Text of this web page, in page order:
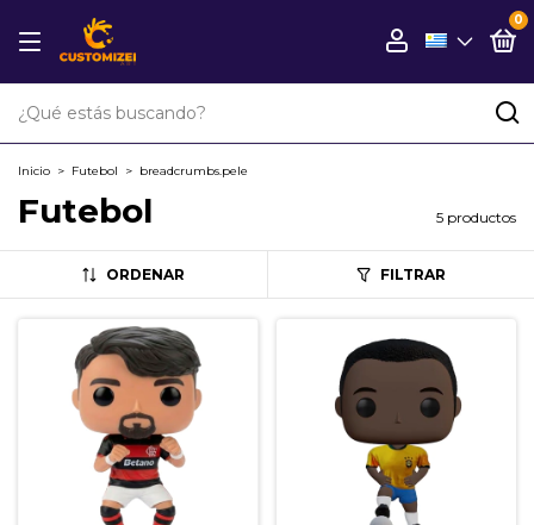
0
Inicio > Futebol > breadcrumbs.pele
Futebol 5 productos
ORDENAR FILTRAR